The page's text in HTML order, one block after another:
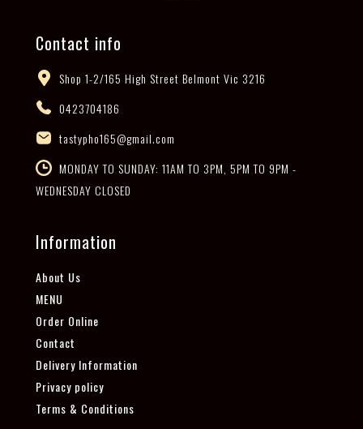
Contact info
Shop 1-2/165 High Street Belmont Vic 3216
0423704186
tastypho165@gmail.com
MONDAY TO SUNDAY: 11AM TO 3PM, 5PM TO 9PM -
WEDNESDAY CLOSED
Information
About Us
MENU
Order Online
Contact
Delivery Information
Privacy policy
Terms & Conditions